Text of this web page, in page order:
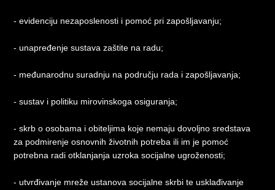
- evidenciju nezaposlenosti i pomoć pri zapošljavanju;
- unapređenje sustava zaštite na radu;
- međunarodnu suradnju na području rada i zapošljavanja;
- sustav i politiku mirovinskoga osiguranja;
- skrb o osobama i obiteljima koje nemaju dovoljno sredstava
za podmirenje osnovnih životnih potreba ili im je pomoć
potrebna radi otklanjanja uzroka socijalne ugroženosti;
- utvrđivanje mreže ustanova socijalne skrbi te usklađivanje